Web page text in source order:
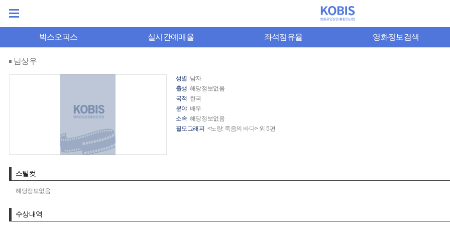
박스오피스 실시간예매율 좌석점유율 영화정보검색
남상우
성별 남자
출생 해당정보없음
국적 한국
분야 배우
소속 해당정보없음
필모그래피 <노량: 죽음의 바다> 외 5편
스틸컷
해당정보없음
수상내역